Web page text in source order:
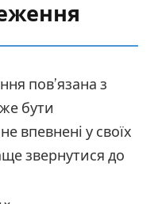
пов’язана з
бути
впевнені у своїх
звернутися до